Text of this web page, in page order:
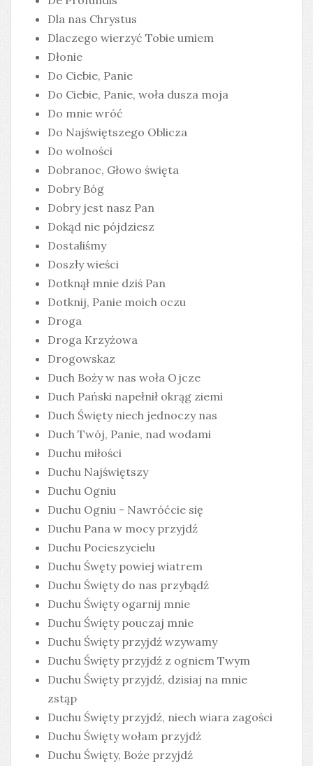
Dla nas Chrystus
Dlaczego wierzyć Tobie umiem
Dłonie
Do Ciebie, Panie
Do Ciebie, Panie, woła dusza moja
Do mnie wróć
Do Najświętszego Oblicza
Do wolności
Dobranoc, Głowo święta
Dobry Bóg
Dobry jest nasz Pan
Dokąd nie pójdziesz
Dostaliśmy
Doszły wieści
Dotknął mnie dziś Pan
Dotknij, Panie moich oczu
Droga
Droga Krzyżowa
Drogowskaz
Duch Boży w nas woła Ojcze
Duch Pański napełnił okrąg ziemi
Duch Święty niech jednoczy nas
Duch Twój, Panie, nad wodami
Duchu miłości
Duchu Najświętszy
Duchu Ogniu
Duchu Ogniu - Nawróćcie się
Duchu Pana w mocy przyjdź
Duchu Pocieszycielu
Duchu Śwęty powiej wiatrem
Duchu Święty do nas przybądź
Duchu Święty ogarnij mnie
Duchu Święty pouczaj mnie
Duchu Święty przyjdź wzywamy
Duchu Święty przyjdź z ogniem Twym
Duchu Święty przyjdź, dzisiaj na mnie
zstąp
Duchu Święty przyjdź, niech wiara zagości
Duchu Święty wołam przyjdź
Duchu Święty, Boże przyjdź